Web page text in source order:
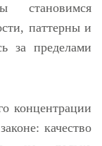
паттерны и
за пределами
концентрации
качество